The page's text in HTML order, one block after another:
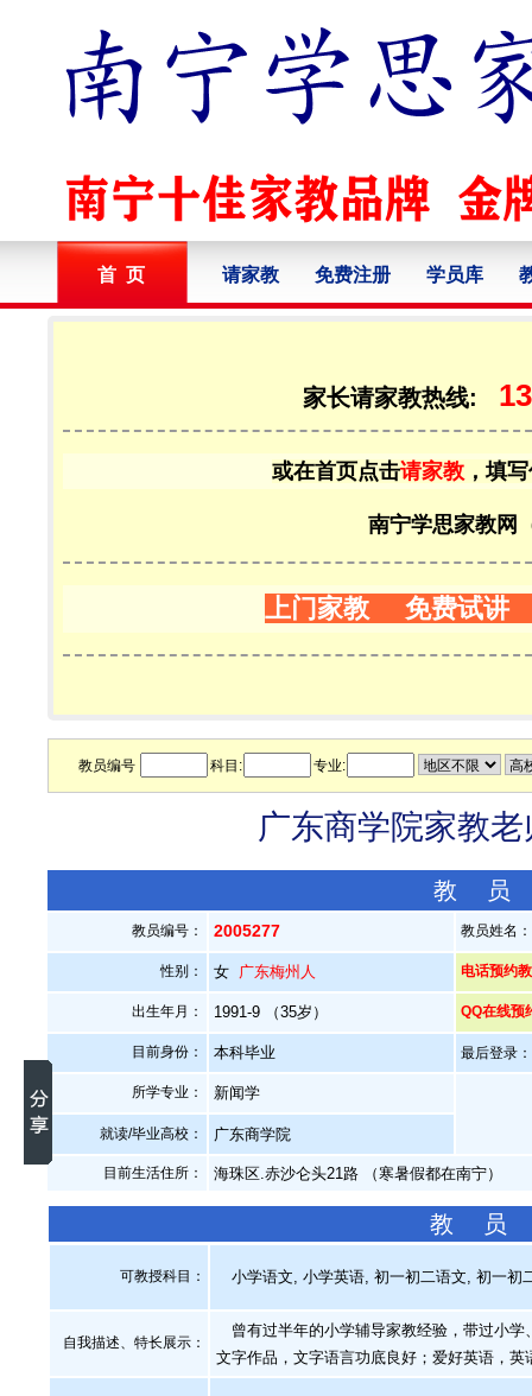
首 页 请家教 免费注册 学员库
家长请家教热线:
或在首页点击请家教 ，填
南宁学思家教网
上门家教 免费试讲
教员编号 科目: 专业:
广东商学院家教
教
教员编号： 2005277 教员姓名
性别： 女 广东梅州人 电话预约
出生年月： 1991-9 （35岁） QQ在线预
目前身份： 本科毕业 最后登录
所学专业： 新闻学
就读/毕业高校： 广东商学院
目前生活住所： 海珠区.赤沙仑头21路 （寒暑假都在南宁）
教 员
可教授科目： 小学语文, 小学英语, 初一初二语文, 初一初
自我描述、特长展示 ：
曾有过半年的小学辅导家教经验，带过小学
文字作品，文字语言功底良好；爱好英语，英